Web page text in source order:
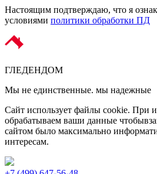
Настоящим подтверждаю, что я
условиями политики обработки ПД
ГЛЕДЕНДОМ
Мы не единственные. мы надежные
Сайт использует файлы cookie. При
обрабатываем ваши данные
сайтом было максимально
интересам.